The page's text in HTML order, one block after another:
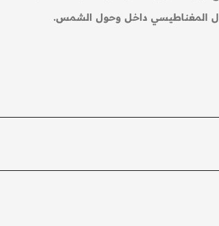
المغناطيسي داخل وحول الشمس.